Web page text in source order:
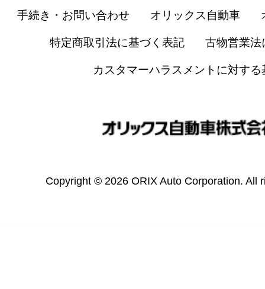
手続き・お問い合わせ オリックス自動車
特定商取引法に基づく表記 古物営業法
カスタマーハラスメントに対する
Copyright © 2026 ORIX Auto Corporation. All